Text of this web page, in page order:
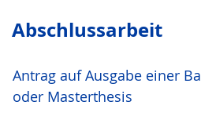
Abschlussarbeit
Antrag auf Ausgabe einer
oder Masterthesis